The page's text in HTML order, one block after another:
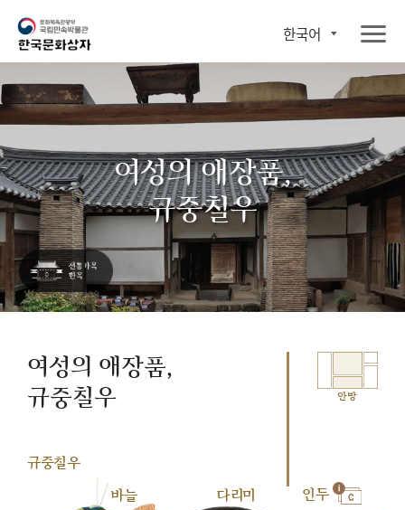
한국어
여성의 애장품,
규중칠우
여성의 애장품,
규중칠우
안방
규중칠우
바늘
다리미 인두